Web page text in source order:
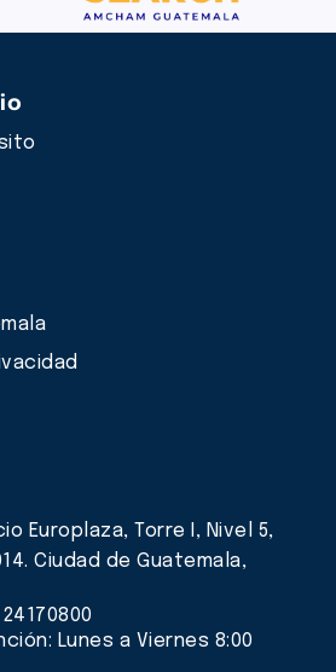
Europlaza, Torre I, Nivel 5,
Ciudad de Guatemala,
Lunes a Viernes 8:00